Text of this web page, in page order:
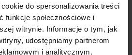
do spersonalizowania treści
funkcje społecznościowe i
witrynie. Informacje o tym, jak
udostępniamy partnerom
i analitycznym.
na żywo
radiowej
na żywo